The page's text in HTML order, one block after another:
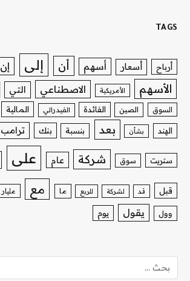
TAGS
أرباح أسعار أسهم أن إلى إن
الأسهم الأمريكية الاصطناعي التي
السوق الصين الفائدة الفيدرالي المالية
الهند بشأن بعد بنسبة بنك ترامب
ستريت سوق شركة عام على
قبل قد لشركة للربع ما مع مليار
وول يقول يوم